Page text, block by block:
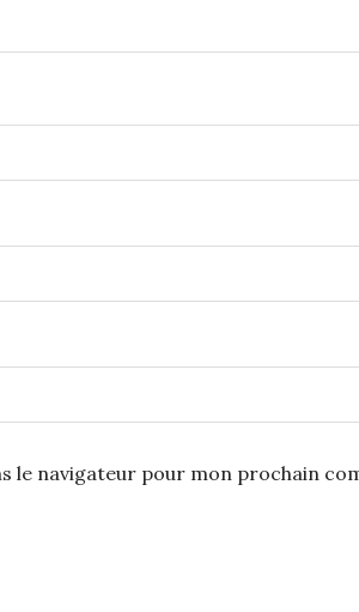
le navigateur pour mon prochain